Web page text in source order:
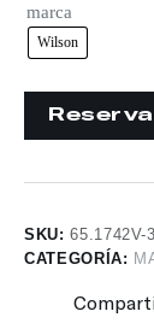
marca
Wilson
SKU:65.1742V-
CATEGORÍA: